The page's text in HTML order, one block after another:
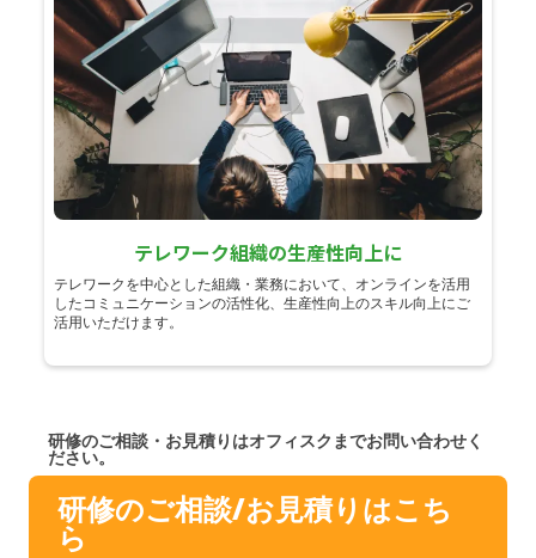
テレワーク組織の生産性向上に
テレワークを中心とした組織・業務において、オンラインを活用
したコミュニケーションの活性化、生産性向上のスキル向上にご
活用いただけます。
研修のご相談・お見積りはオフィスクまでお問い合わせく
ださい。
研修のご相談/お見積りはこち
ら